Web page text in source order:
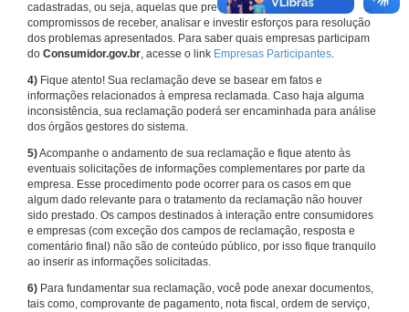
cadastradas, ou seja, aquelas que previamente assumiram
compromissos de receber, analisar e investir esforços para resolução
dos problemas apresentados. Para saber quais empresas participam
do Consumidor.gov.br, acesse o link Empresas Participantes.
4) Fique atento! Sua reclamação deve se basear em fatos e
informações relacionados à empresa reclamada. Caso haja alguma
inconsistência, sua reclamação poderá ser encaminhada para análise
dos órgãos gestores do sistema.
5)Acompanhe o andamento de sua reclamação e fique atento às
eventuais solicitações de informações complementares por parte da
empresa. Esse procedimento pode ocorrer para os casos em que
algum dado relevante para o tratamento da reclamação não houver
sido prestado. Os campos destinados à interação entre consumidores
e empresas (com exceção dos campos de reclamação, resposta e
comentário final) não são de conteúdo público, por isso fique tranquilo
ao inserir as informações solicitadas.
6) Para fundamentar sua reclamação, você pode anexar documentos,
tais como, comprovante de pagamento, nota fiscal, ordem de serviço,